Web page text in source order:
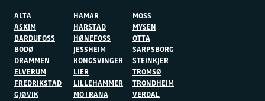
ALTA
ASKIM
BARDUFOSS
BODØ
DRAMMEN
ELVERUM
FREDRIKSTAD
GJØVIK
HAMAR
HARSTAD
HØNEFOSS
JESSHEIM
KONGSVINGER
LIER
LILLEHAMMER
MO I RANA
MOSS
MYSEN
OTTA
SARPSBORG
STEINKJER
TROMSØ
TRONDHEIM
VERDAL